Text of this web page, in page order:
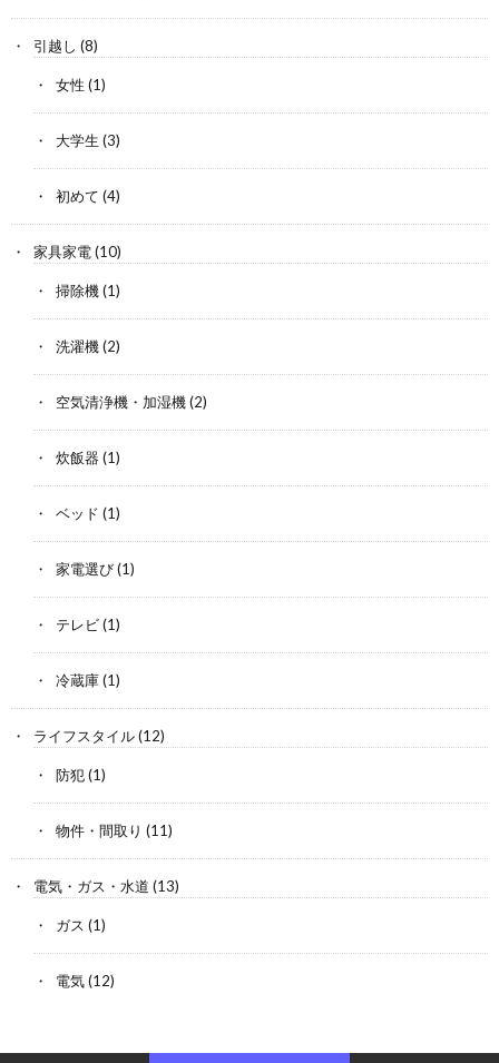
引越し (8)
女性 (1)
大学生 (3)
初めて (4)
家具家電(10)
掃除機(1)
洗濯機(2)
空気清浄機・加湿機(2)
炊飯器 (1)
ベッド (1)
家電選び(1)
テレビ(1)
冷蔵庫(1)
ライフスタイル(12)
防犯(1)
物件・間取り (11)
電気・ガス・水道 (13)
ガス (1)
電気(12)